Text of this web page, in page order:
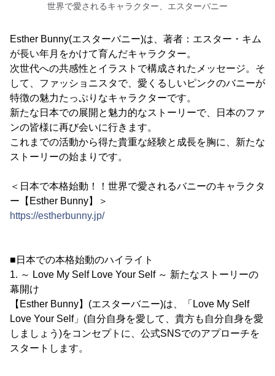
世界で愛されるキャラクター、エスターバニー
Esther Bunny(エスターバニー)は、著者：エスター・キム
が長い年月をかけて育んだキャラクター。
次世代への共感性とイラストで構成されたメッセージ。そ
して、ファッショニスタで、愛くるしいピンクのバニーが
特徴の魅力たっぷりなキャラクターです。
新たな日本での展開と魅力的なストーリーで、日本のファ
ンの皆様に再び会いに行きます。
これまでの活動から得た貴重な経験と成長を胸に、新たな
ストーリーの始まりです。
＜日本で本格始動！！世界で愛されるバニーのキャラクタ
ー【Esther Bunny】＞
https://estherbunny.jp/
■日本での本格始動のハイライト
1. ～ Love My Self Love Your Self ～ 新たなストーリーの
幕開け
【Esther Bunny】(エスターバニー)は、「Love My Self
Love Your Self」(自分自身を愛して、貴方も自分自身を愛
しましょう)をコンセプトに、公式SNSでのアプローチを
スタートします。